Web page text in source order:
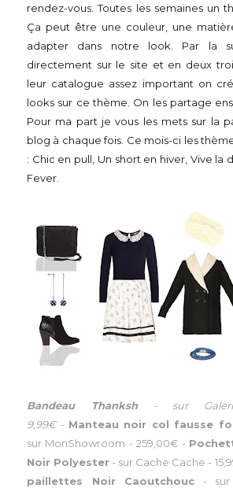
rendez-vous. Toutes les semaines un
Ça peut être une couleur, une
adapter dans notre look. Par la
directement sur le site et en deux
leur catalogue assez important on
looks sur ce thème. On les partage
Pour ma part je vous les mets sur la
blog à chaque fois. Ce mois-ci les
: Chic en pull, Un short en hiver, Vive la
Fever.
Bandeau Thanksh- sur
9,99€- Manteau noir col fausse
sur MonShowroom - 259,00€ -
Noir Polyester - sur Cache Cache -
paillettes Noir Caoutchouc
-